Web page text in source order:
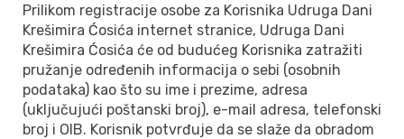
Prilikom registracije osobe za Korisnika Udruga Dani
Krešimira Ćosića internet stranice, Udruga Dani
Krešimira Ćosića će od budućeg Korisnika zatražiti
pružanje određenih informacija o sebi (osobnih
podataka) kao što su ime i prezime, adresa
(uključujući poštanski broj), e-mail adresa, telefonski
broj i OIB. Korisnik potvrđuje da se slaže da obradom